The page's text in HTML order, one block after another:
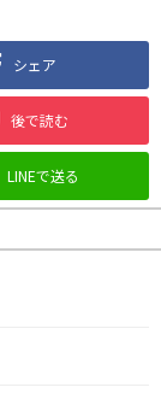
シェア
後で読む
LINEで送る